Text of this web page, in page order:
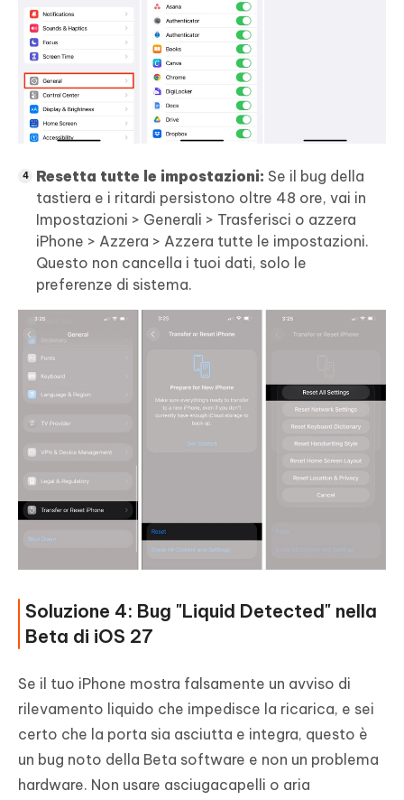
Resetta tutte le impostazioni: Se il bug della
tastiera e i ritardi persistono oltre 48 ore, vai in
Impostazioni > Generali > Trasferisci o azzera
iPhone > Azzera > Azzera tutte le impostazioni.
Questo non cancella i tuoi dati, solo le
preferenze di sistema.
Soluzione 4: Bug "Liquid Detected" nella
Beta di iOS 27
Se il tuo iPhone mostra falsamente un avviso di
rilevamento liquido che impedisce la ricarica, e sei
certo che la porta sia asciutta e integra, questo è
un bug noto della Beta software e non un problema
hardware. Non usare asciugacapelli o aria